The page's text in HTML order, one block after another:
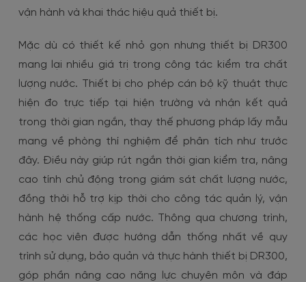
vận hành và khai thác hiệu quả thiết bị.
Mặc dù có thiết kế nhỏ gọn nhưng thiết bị DR300
mang lại nhiều giá trị trong công tác kiểm tra chất
lượng nước. Thiết bị cho phép cán bộ kỹ thuật thực
hiện đo trực tiếp tại hiện trường và nhận kết quả
trong thời gian ngắn, thay thế phương pháp lấy mẫu
mang về phòng thí nghiệm để phân tích như trước
đây. Điều này giúp rút ngắn thời gian kiểm tra, nâng
cao tính chủ động trong giám sát chất lượng nước,
đồng thời hỗ trợ kịp thời cho công tác quản lý, vận
hành hệ thống cấp nước. Thông qua chương trình,
các học viên được hướng dẫn thống nhất về quy
trình sử dụng, bảo quản và thực hành thiết bị DR300,
góp phần nâng cao năng lực chuyên môn và đáp